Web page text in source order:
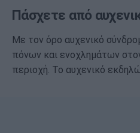
Πάσχετε από
Με τον όρο αυχενικό
πόνων και ενοχλημάτων
περιοχή. Το αυχενικό